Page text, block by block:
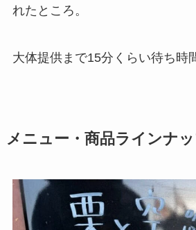
れたところ。
大体提供まで15分くらい待ち時
メニュー・商品ラインナ